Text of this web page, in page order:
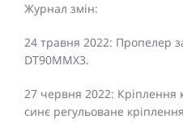
Журнал змін:
24 травня 2022: Пропелер
DT90MMX3.
27 червня 2022: Кріплення
синє регульоване